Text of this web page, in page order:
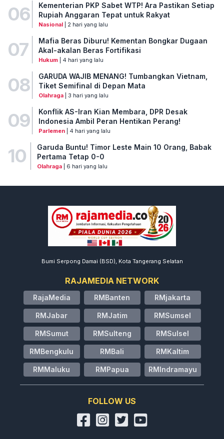
06
Kementerian PKP Sabet WTP! Ara Pastikan Setiap
Rupiah Anggaran Tepat untuk Rakyat
Nasional| 2 hari yang lalu
07
Mafia Beras Diburu! Kementan Bongkar Dugaan
Akal-akalan Beras Fortifikasi
Hukum| 4 hari yang lalu
08
GARUDA WAJIB MENANG! Tumbangkan Vietnam,
Tiket Semifinal di Depan Mata
Olahraga| 3 hari yang lalu
09
Konflik AS-Iran Kian Membara, DPR Desak
Indonesia Ambil Peran Hentikan Perang!
Parlemen| 4 hari yang lalu
10
Garuda Buntu! Timor Leste Main 10 Orang, Babak
Pertama Tetap 0-0
Olahraga| 6 hari yang lalu
Bumi Serpong Damai (BSD), Kota Tangerang Selatan
RAJAMEDIA NETWORK
RajaMedia RMBanten RMjakarta
RMJabar RMJatim RMSumsel
RMSumut RMSulteng RMSulsel
RMBengkulu RMBali RMKaltim
RMMaluku RMPapua RMIndramayu
FOLLOW US